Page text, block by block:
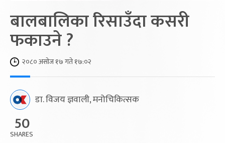
बालबालिका रिसाउँदा कसरी
फकाउने ?
२०८० असोज १७ गते १७:०२
डा. विजय ज्ञवाली, मनोचिकित्सक
50
SHARES